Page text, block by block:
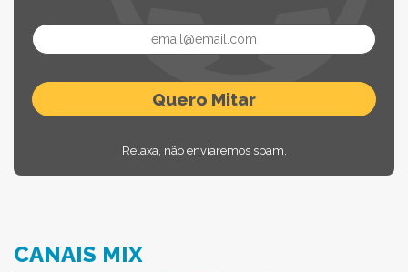
Relaxa, não enviaremos spam.
CANAIS MIX